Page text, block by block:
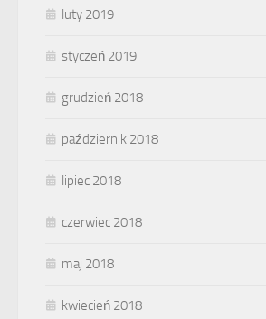
luty 2019
styczeń 2019
grudzień 2018
październik 2018
lipiec 2018
czerwiec 2018
maj 2018
kwiecień 2018